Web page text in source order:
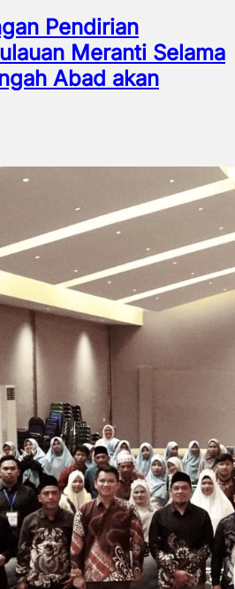
Pendirian
Meranti Selama
Abad akan